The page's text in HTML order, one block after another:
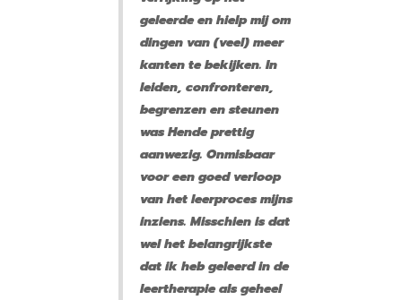
geleerde en hielp mij om
dingen van (veel) meer
kanten te bekijken. In
leiden, confronteren,
begrenzen en steunen
was Hende prettig
aanwezig. Onmisbaar
voor een goed verloop
van het leerproces mijns
inziens. Misschien is dat
wel het belangrijkste
dat ik heb geleerd in de
leertherapie als geheel